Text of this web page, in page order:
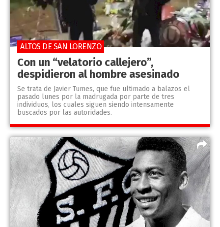
Con un “velatorio callejero”,
despidieron al hombre asesinado
Se trata de Javier Tumes, que fue ultimado a balazos el
pasado lunes por la madrugada por parte de tres
individuos, los cuales siguen siendo intensamente
buscados por las autoridades.
ALTOS DE SAN LORENZO